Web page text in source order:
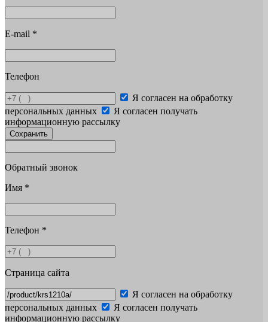
E-mail *
Телефон
Я согласен на обработку
персональных данных
Я согласен получать
информационную рассылку
Сохранить
Обратный звонок
Имя *
Телефон *
Страница сайта
Я согласен на обработку
персональных данных
Я согласен получать
информационную рассылку